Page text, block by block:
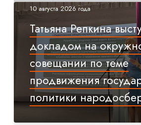
10 августа 2026 года
Татьяна Репкина
докладом на
совещании по теме
продвижения
политики